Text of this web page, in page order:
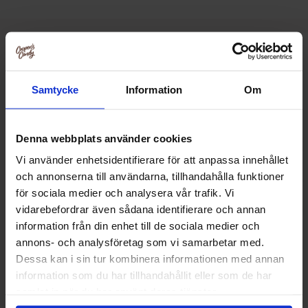
Samtycke Information Om
Denna webbplats använder cookies
Vi använder enhetsidentifierare för att anpassa innehållet
och annonserna till användarna, tillhandahålla funktioner
för sociala medier och analysera vår trafik. Vi
vidarebefordrar även sådana identifierare och annan
information från din enhet till de sociala medier och
annons- och analysföretag som vi samarbetar med.
Dessa kan i sin tur kombinera informationen med annan
information som du har tillhandahållit eller som de har
Relaterte produkter